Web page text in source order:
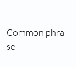
Common phra
se